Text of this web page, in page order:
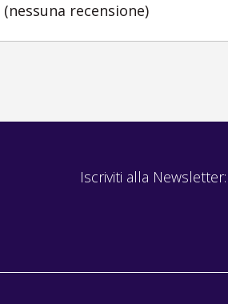
(nessuna recensione)
Iscriviti alla Newsletter: